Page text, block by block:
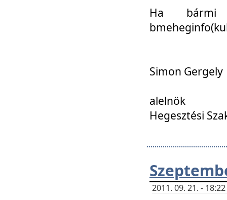
Ha
Simon Gergely
alelnök
Hegesztési
2011. 09. 21. -